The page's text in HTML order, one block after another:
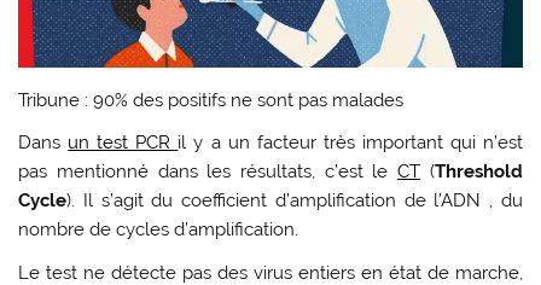
Tribune : 90% des positifs ne sont pas malades
Dans un test PCR il y a un facteur très important qui n’est
pas mentionné dans les résultats, c’est leCT (Threshold
Cycle). Il s’agit du coefficient d’amplification de l’ADN , du
nombre de cycles d’amplification.
Le test ne détecte pas des virus entiers en état de marche,